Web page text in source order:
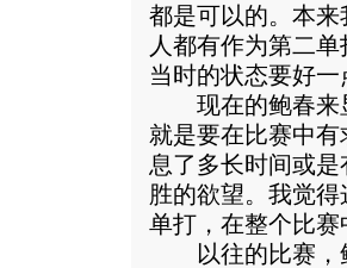
都是可以的。本
人都有作为第二
当时的状态要好一
现在的鲍春来显
就是要在比赛中
息了多长时间或
胜的欲望。我觉
单打，在整个比
以往的比赛，鲍